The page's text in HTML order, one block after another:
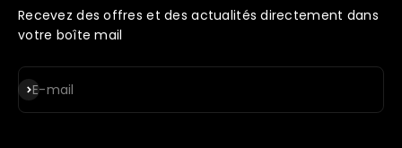
Recevez des offres et des actualités directement dans
votre boîte mail
E-mail
S'inscrire